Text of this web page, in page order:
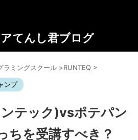
てんし君ブログ
ラミングスクール >RUNTEQ >
ンプ
ンテック)vsポテパン
ちを受講すべき？